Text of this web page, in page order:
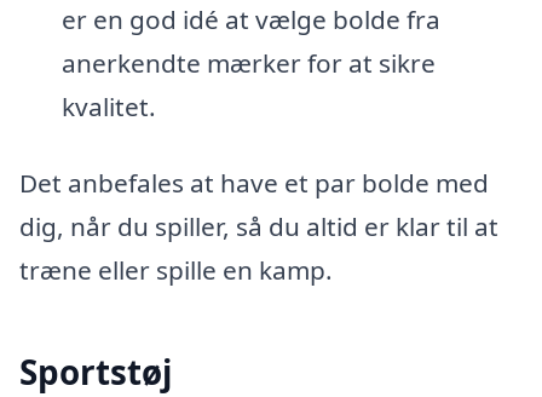
er en god idé at vælge bolde fra
anerkendte mærker for at sikre
kvalitet.
Det anbefales at have et par bolde med
dig, når du spiller, så du altid er klar til at
træne eller spille en kamp.
Sportstøj